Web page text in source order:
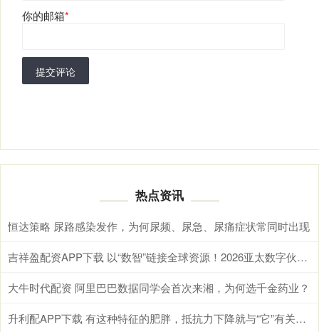
你的邮箱*
提交评论
热点资讯
恒达策略 尿路感染发作，为何尿频、尿急、尿痛症状常同时出现
吉祥盈配资APP下载 以“数智”链接全球资源！2026亚太数字伙伴对话暨“投资成都”大会即将启幕
大牛时代配资 阿里巴巴数据同学会首次来湘，为何选千金药业？
升利配APP下载 有这种特征的肥胖，抵抗力下降就与“它”有关！中医可以这样调养